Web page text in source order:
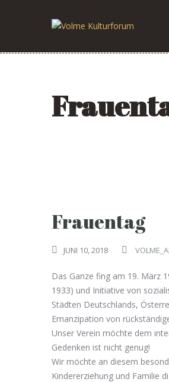
Frauentag
JUNI 10, 2018
Das Ganze fing am 19. März
1933) und Initiative von
Städten Deutschlands,
Emanzipation von
Unser Verein möchte dem
Gedenken ist nicht genug!
Wir möchte an diesem
Kindererziehung und Familie